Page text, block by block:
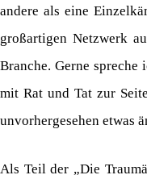
andere als eine
großartigen Netzwerk
Branche. Gerne
mit Rat und Tat zur
unvorhergesehen etwas
Als Teil der „Die